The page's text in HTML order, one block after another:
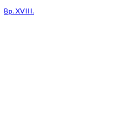
Bp. XVIII.